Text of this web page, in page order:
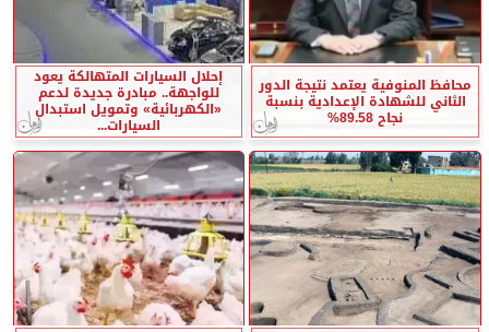
محافظ المنوفية يعتمد نتيجة الدور
الثاني للشهادة الإعدادية بنسبة
نجاح 89.58%
إحلال السيارات المتهالكة يعود
للواجهة.. مبادرة جديدة لدعم
«الكهربائية» وتمويل استبدال
السيارات...